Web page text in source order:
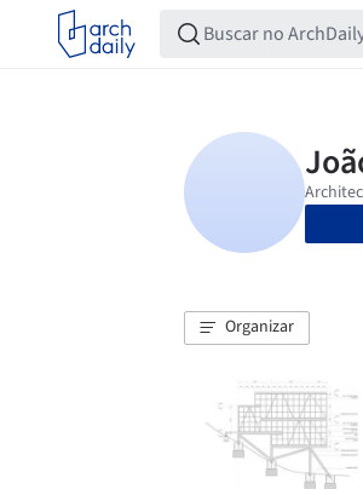
Organizar